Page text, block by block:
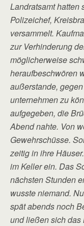
Landratsamt hatten
Polizeichef,
versammelt.
zur Verhinderung
möglicherweise
heraufbeschwören
außerstande,
unternehmen zu
aufgegeben, die
Abend nahte. Von
Gewehrschüsse.
zeitig in ihre
im Keller ein. Das
nächsten Stunden
wusste niemand.
spät abends noch
und ließen sich das